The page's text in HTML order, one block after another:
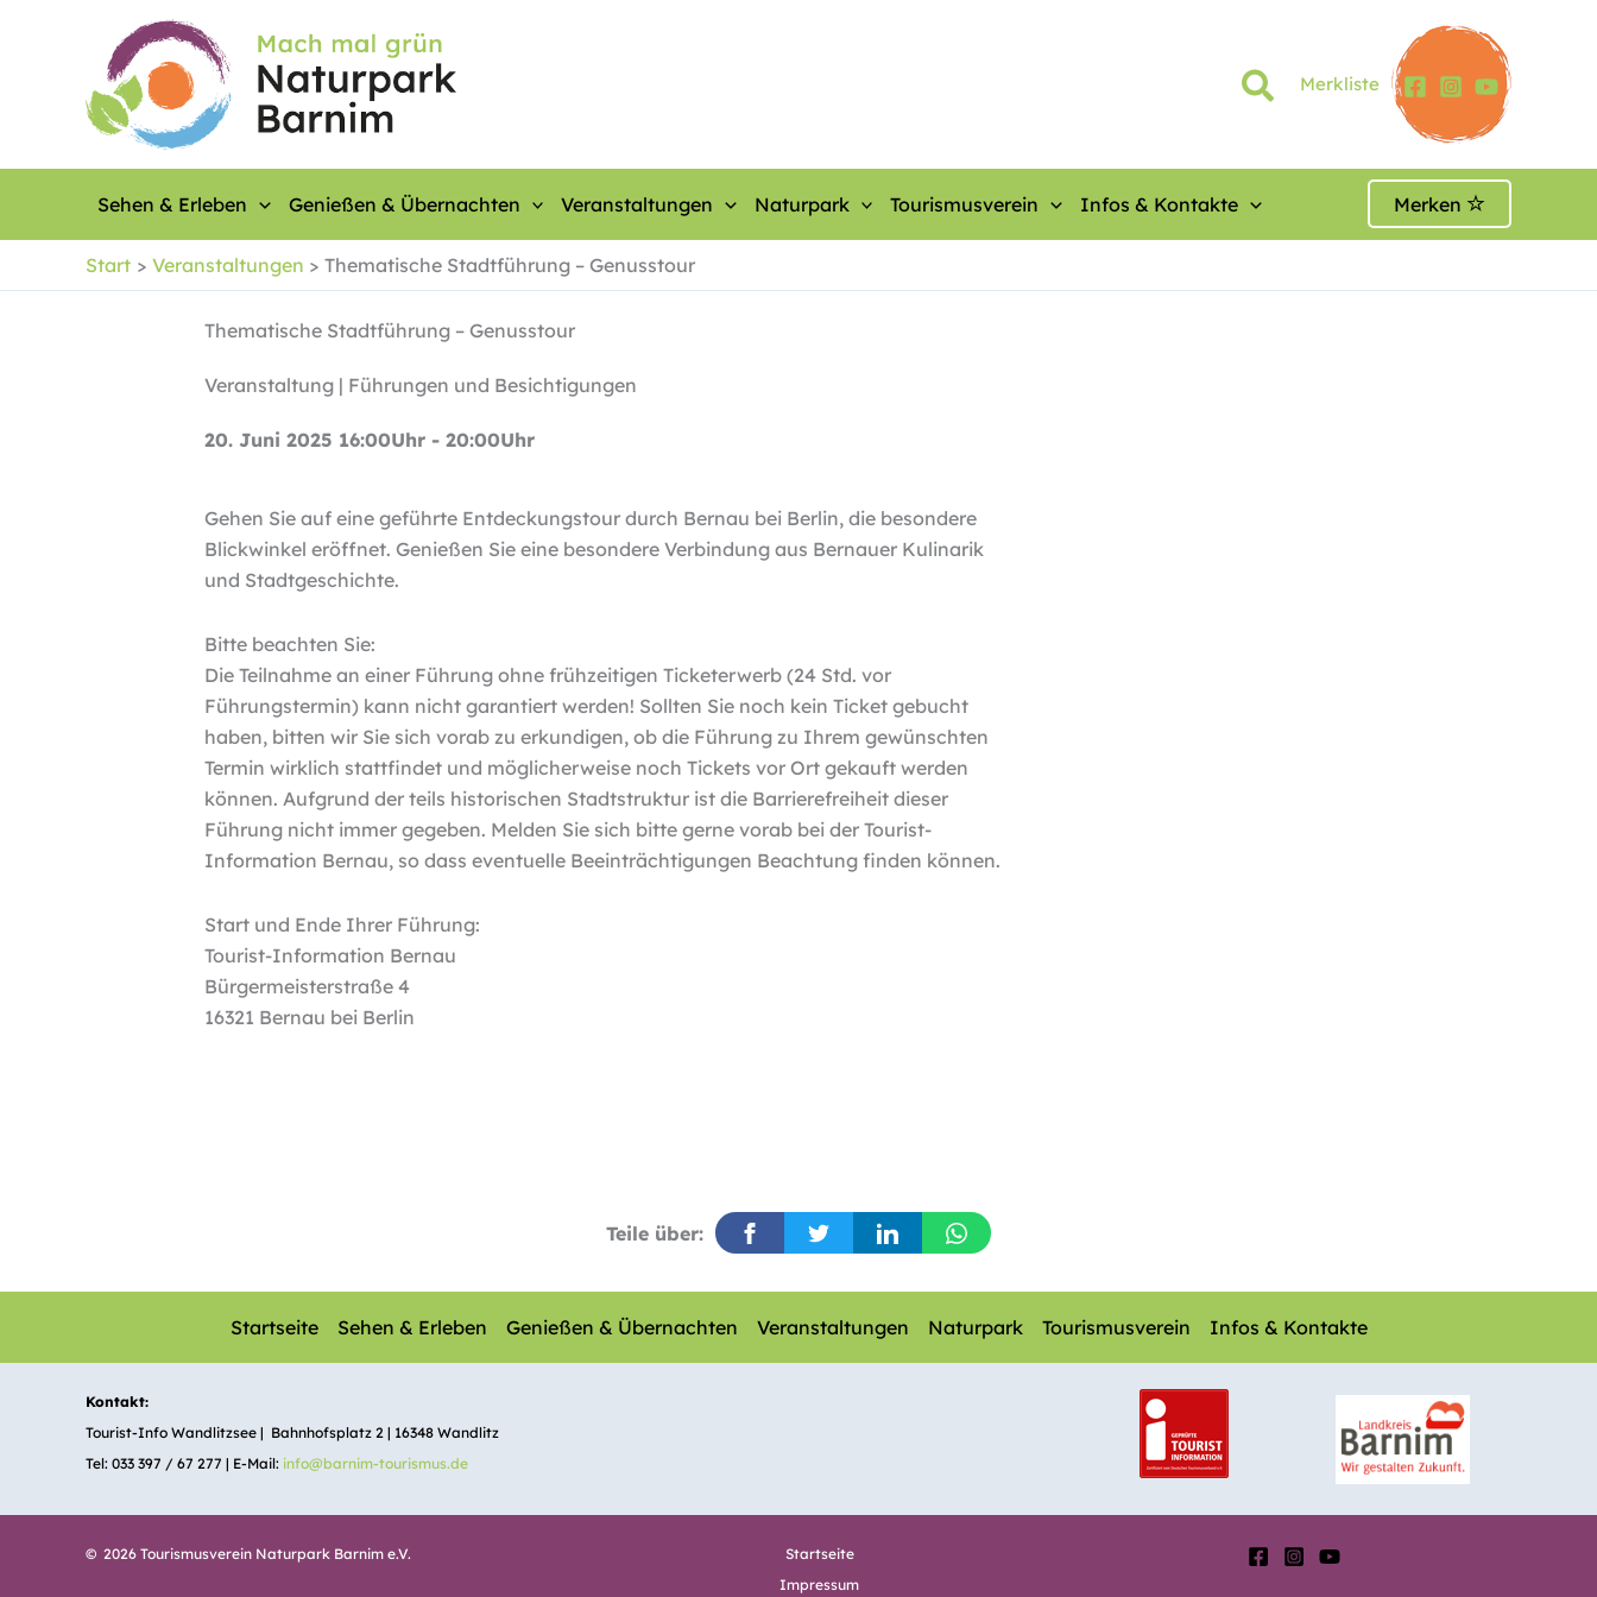
Merkliste
Sehen & Erleben Genießen & Übernachten Veranstaltungen Naturpark Tourismusverein Infos & Kontakte Merken
Start Veranstaltungen Thematische Stadtführung – Genusstour
Thematische Stadtführung – Genusstour
Veranstaltung | Führungen und Besichtigungen
20. Juni 2025 16:00Uhr - 20:00Uhr
Gehen Sie auf eine geführte Entdeckungstour durch Bernau bei Berlin, die besondere
Blickwinkel eröffnet. Genießen Sie eine besondere Verbindung aus Bernauer Kulinarik
und Stadtgeschichte.
Bitte beachten Sie:
Die Teilnahme an einer Führung ohne frühzeitigen Ticketerwerb (24 Std. vor
Führungstermin) kann nicht garantiert werden! Sollten Sie noch kein Ticket gebucht
haben, bitten wir Sie sich vorab zu erkundigen, ob die Führung zu Ihrem gewünschten
Termin wirklich stattfindet und möglicherweise noch Tickets vor Ort gekauft werden
können. Aufgrund der teils historischen Stadtstruktur ist die Barrierefreiheit dieser
Führung nicht immer gegeben. Melden Sie sich bitte gerne vorab bei der Tourist-
Information Bernau, so dass eventuelle Beeinträchtigungen Beachtung finden können.
Start und Ende Ihrer Führung:
Tourist-Information Bernau
Bürgermeisterstraße 4
16321 Bernau bei Berlin
Teile über:
Startseite Sehen & Erleben Genießen & Übernachten Veranstaltungen Naturpark Tourismusverein Infos & Kontakte
Kontakt:
Tourist-Info Wandlitzsee | Bahnhofsplatz 2 | 16348 Wandlitz
Tel: 033 397 / 67 277 | E-Mail: info@barnim-tourismus.de
© 2026 Tourismusverein Naturpark Barnim e.V.
Startseite
Impressum